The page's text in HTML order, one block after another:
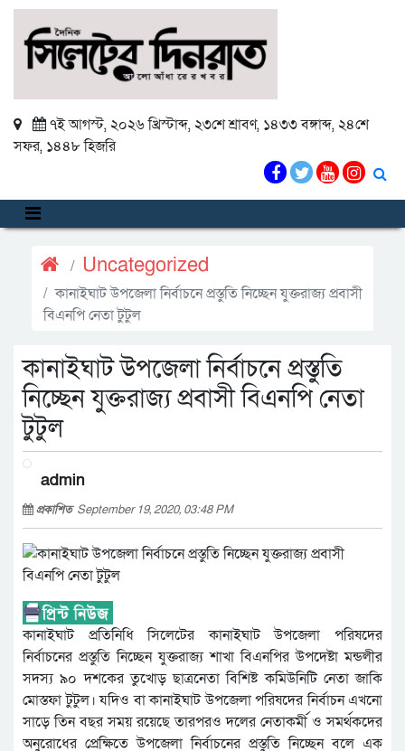
৭ই আগস্ট, ২০২৬ খ্রিস্টাব্দ, ২৩শে শ্রাবণ, ১৪৩৩ বঙ্গাব্দ, ২৪শে
সফর, ১৪৪৮ হিজরি
Uncategorized
কানাইঘাট উপজেলা নির্বাচনে প্রস্তুতি নিচ্ছেন যুক্তরাজ্য প্রবাসী
বিএনপি নেতা টুটুল
কানাইঘাট উপজেলা নির্বাচনে প্রস্তুতি
নিচ্ছেন যুক্তরাজ্য প্রবাসী বিএনপি নেতা
টুটুল
admin
প্রকাশিত September 19, 2020, 03:48 PM
কানাইঘাট প্রতিনিধি সিলেটের কানাইঘাট উপজেলা পরিষদের
নির্বাচনের প্রস্তুতি নিচ্ছেন যুক্তরাজ্য শাখা বিএনপির উপদেষ্টা মন্ডলীর
সদস্য ৯০ দশকের তুখোড় ছাত্রনেতা বিশিষ্ট কমিউনিটি নেতা জাকি
মোস্তফা টুটুল। যদিও বা কানাইঘাট উপজেলা পরিষদের নির্বাচন এখনো
সাড়ে তিন বছর সময় রয়েছে তারপরও দলের নেতাকর্মী ও সমর্থকদের
অনুরোধের প্রেক্ষিতে উপজেলা নির্বাচনের প্রস্তুতি নিচ্ছেন বলে এক